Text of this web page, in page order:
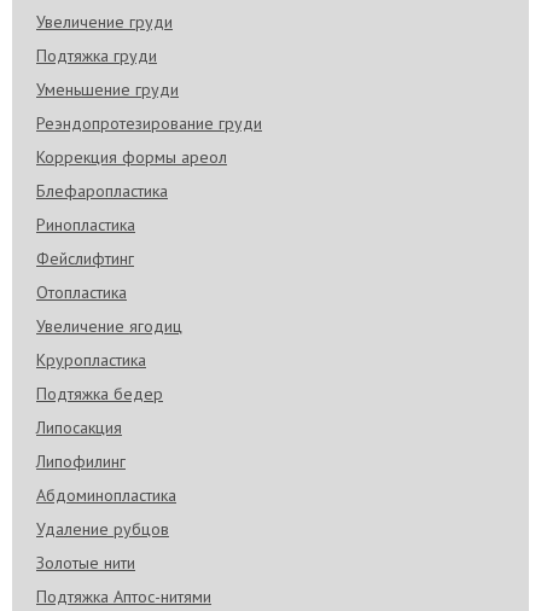
Увеличение груди
Подтяжка груди
Уменьшение груди
Реэндопротезирование груди
Коррекция формы ареол
Блефаропластика
Ринопластика
Фейслифтинг
Отопластика
Увеличение ягодиц
Круропластика
Подтяжка бедер
Липосакция
Липофилинг
Абдоминопластика
Удаление рубцов
Золотые нити
Подтяжка Аптос-нитями